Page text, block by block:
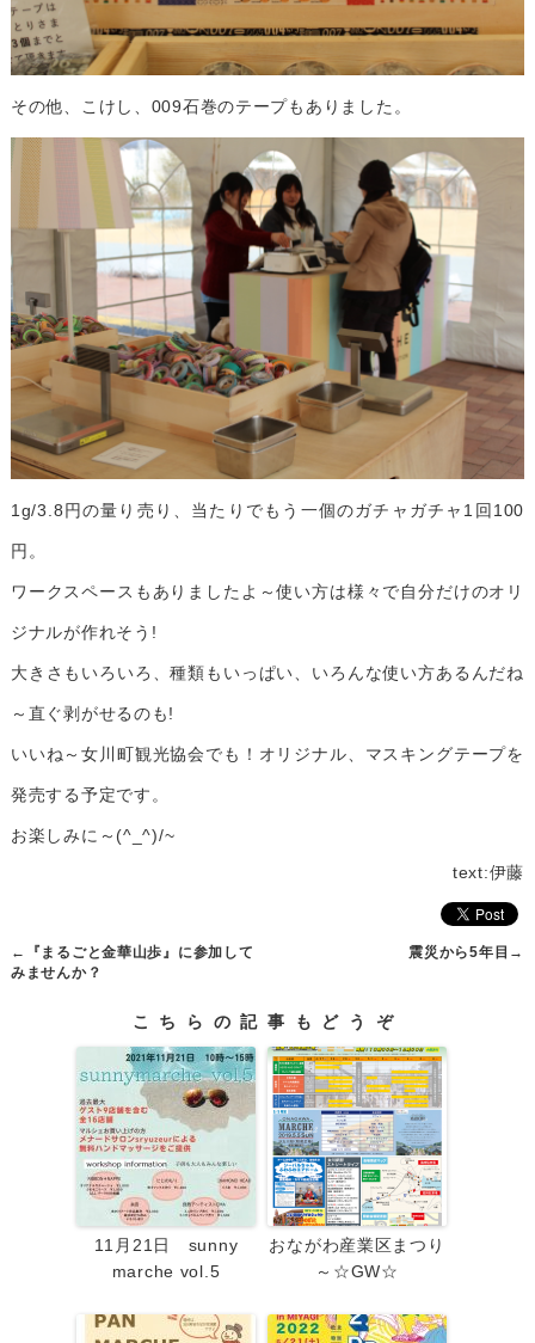
その他、こけし、009石巻のテープもありました。
1g/3.8円の量り売り、当たりでもう一個のガチャガチャ1回100
円。
ワークスペースもありましたよ～使い方は様々で自分だけのオリ
ジナルが作れそう!
大きさもいろいろ、種類もいっぱい、いろんな使い方あるんだね
～直ぐ剥がせるのも!
いいね～女川町観光協会でも！オリジナル、マスキングテープを
発売する予定です。
お楽しみに～(^_^)/~
text:伊藤
←
『まるごと金華山歩』に参加して
みませんか？
震災から5年目 →
こちらの記事もどうぞ
11月21日 sunny
marche vol.5
おながわ産業区まつり
～☆GW☆